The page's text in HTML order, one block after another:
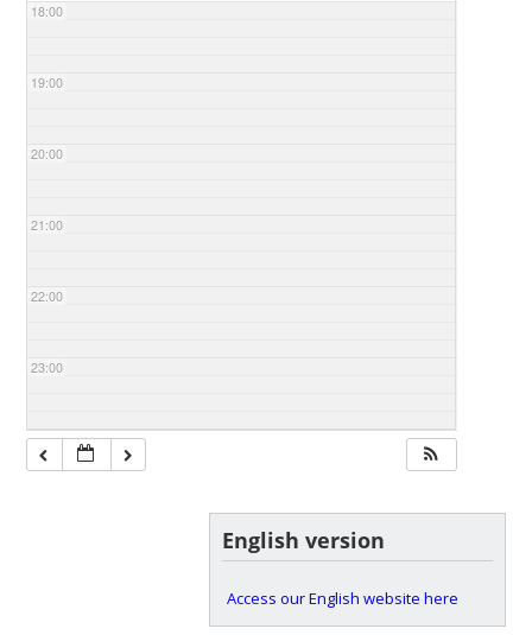
18:00
19:00
20:00
21:00
22:00
23:00
English version
Access our English website here